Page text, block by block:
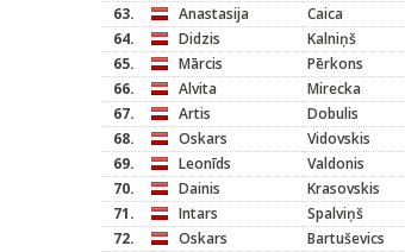
63.
Anastasija Caica
64.
Didzis Kalniņš
65.
Mārcis Pērkons
66.
Alvita Mirecka
67.
Artis Dobulis
68.
Oskars Vidovskis
69.
Leonīds Valdonis
70.
Dainis Krasovskis
71.
Intars Spalviņš
72.
Oskars Bartuševics